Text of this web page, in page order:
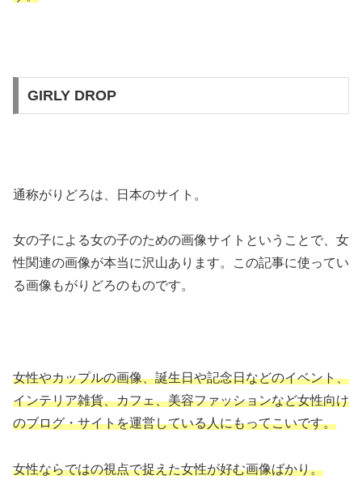
GIRLY DROP
通称がりどろは、日本のサイト。
女の子による女の子のための画像サイトということで、女
性関連の画像が本当に沢山あります。この記事に使ってい
る画像もがりどろのものです。
女性やカップルの画像、誕生日や記念日などのイベント、
インテリア雑貨、カフェ、美容ファッションなど女性向け
のブログ・サイトを運営している人にもってこいです。
女性ならではの視点で捉えた女性が好む画像ばかり。